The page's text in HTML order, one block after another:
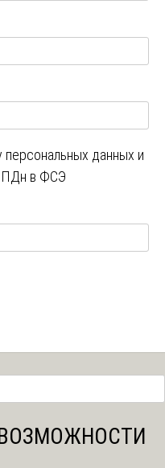
персональных данных и
ПДн в ФСЭ